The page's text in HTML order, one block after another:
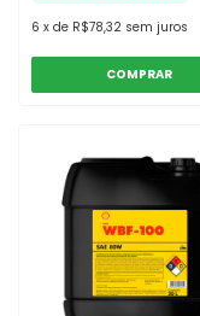
6 x de R$78,32 sem juros